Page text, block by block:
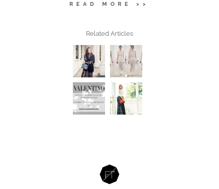
READ MORE >>
Related Articles